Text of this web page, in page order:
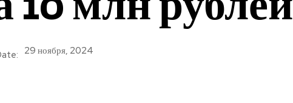
29 ноября, 2024